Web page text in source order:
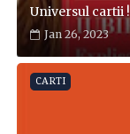
Universul cartii !
Jan 26, 2023
CARTI